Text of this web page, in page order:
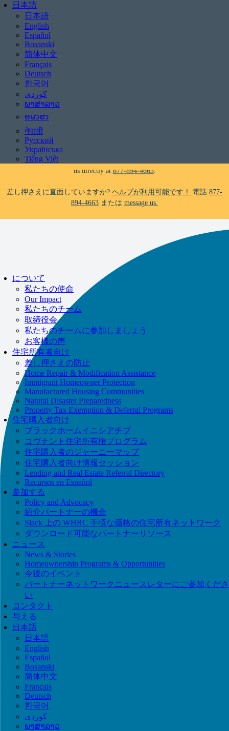
日本語
日本語
English
Español
Bosanski
简体中文
Français
Deutsch
한국어
ພາສາລາວ
ဗမာစာ
नेपाली
Русский
Українська
Tiếng Việt
差し押さえに直面していますか?
Be aware of scams: WHRC does not make unsolicited phone calls and will
never ask clients for payment information.
If you receive a suspicious call claiming to be from WHRC, please contact
us directly at877-894-4663.
894-4663 またはmessage us.
Be aware of scams: WHRC does not make unsolicited phone calls and will
If you receive a suspicious call claiming to be from WHRC, please contact
877-894-4663.
について
私たちの使命
Our Impact
私たちのチーム
取締役会
私たちのチームに参加しましょう
お客様の声
住宅所有者向け
差し押さえの防止
Home Repair & Modification Assistance
Immigrant Homeowner Protection
Manufactured Housing Communities
Natural Disaster Preparedness
Property Tax Exemption & Deferral Programs
住宅購入者向け
ブラックホームイニシアチブ
コヴナント住宅所有権プログラム
住宅購入者のジャーニーマップ
住宅購入者向け情報セッション
Lending and Real Estate Referral Directory
Recursos en Español
参加する
Policy and Advocacy
紹介パートナーの機会
Slack 上の WHRC 手頃な価格の住宅所有ネットワーク
ダウンロード可能なパートナーリソース
ニュース
News & Stories
Homeownership Programs & Opportunities
今後のイベント
パートナーネットワークニュースレターにご参加くださ
い
コンタクト
与える
日本語
日本語
English
Español
Bosanski
简体中文
Français
Deutsch
한국어
ພາສາລາວ